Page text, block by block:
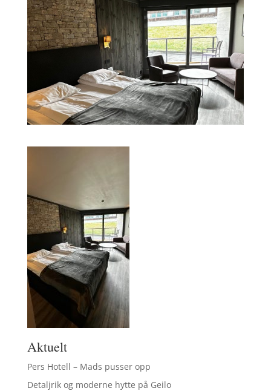
Aktuelt
Pers Hotell – Mads pusser opp
Detaljrik og moderne hytte på Geilo